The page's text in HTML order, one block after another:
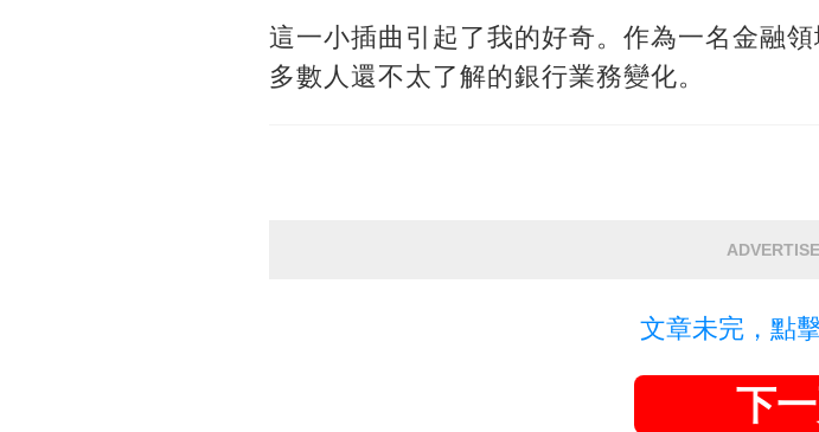
這一小插曲引起了我的好奇。作為一名金融
多數人還不太了解的銀行業務變化。
文章未完，點
下